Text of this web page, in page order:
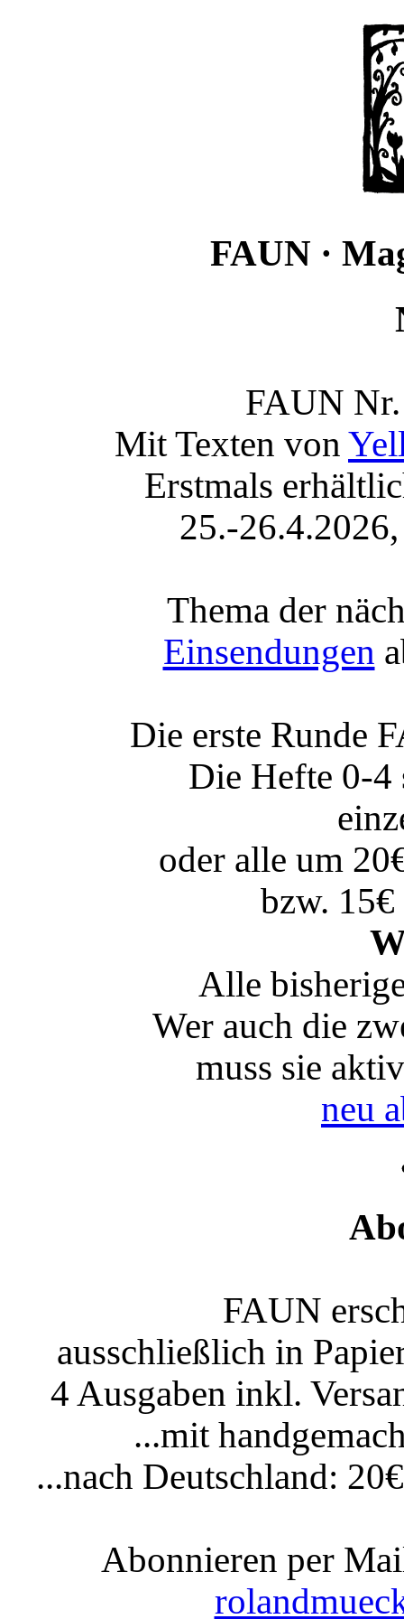
FAUN ·
FAUN
Mit Texten von
Erstmals
25.-
Thema der
Einsendungen
Die erste Runde
Die Hefte 0-4
oder alle um
bzw.
Alle
Wer auch die
muss sie
neu
FAUN
ausschließlich in
4 Ausgaben inkl.
...mit
...nach Deutschland:
Abonnieren per